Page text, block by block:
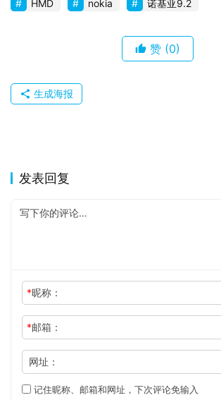
HMD nokia 诺基亚9.2
赞 (0)
生成海报
发表回复
*昵称：
*邮箱：
网址：
记住昵称、邮箱和网址，下次评论免输入